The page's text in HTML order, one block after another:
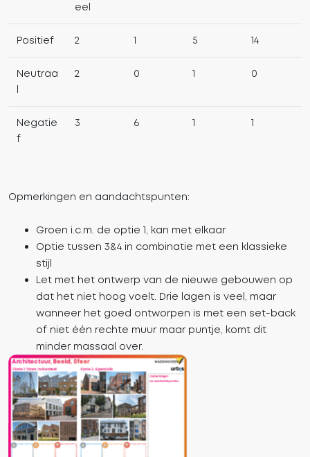
eel
Positief 2 1 5 14
Neutraa
l
2 0 1 0
Negatie
f
3 6 1 1
Opmerkingen en aandachtspunten:
Groen i.c.m. de optie 1, kan met elkaar
Optie tussen 3&4 in combinatie met een klassieke
stijl
Let met het ontwerp van de nieuwe gebouwen op
dat het niet hoog voelt. Drie lagen is veel, maar
wanneer het goed ontworpen is met een set-back
of niet één rechte muur maar puntje, komt dit
minder massaal over.